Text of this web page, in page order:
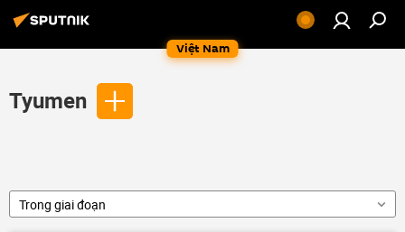
Việt Nam
Tyumen
Trong giai đoạn